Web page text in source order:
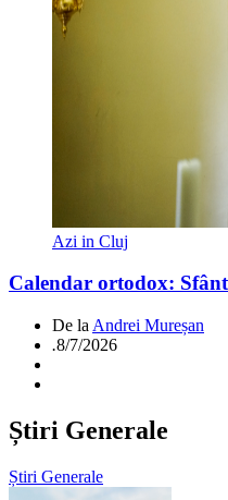
Azi in Cluj
Calendar ortodox:
De la Andrei Mureșan
.8/7/2026
Știri Generale
Știri Generale